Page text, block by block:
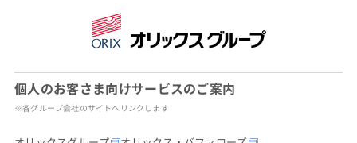
個人のお客さま向けサービスのご案内
※各グループ会社のサイトへリンクします